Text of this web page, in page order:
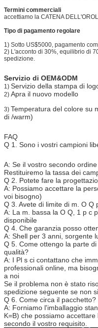
Termini commerciali
accettiamo la CATENA
Tipo di pagamento regolare
1) Sotto US$5000, pagamento
2) L'acconto di 30%, equilibrio di
spedizione.
Servizio di OEM&ODM
1) Servizio della stampa di
2) Apra il nuovo modello
3) Temperatura del colore su
di /warm)
FAQ
Q 1. Sono i vostri campioni
A: Se il vostro secondo
Restituiremo la tassa dei
Q 2. Potete fare la
A: Possiamo accettare la
voi bisogno)
Q 3. Avete di limite di m. O Q
A: La m. bassa la O Q, 1 p c
disponibile
Q 4. Che garanzia posso
A: Shell per 3 anni, sorgente
Q 5. Come ottengo la parte
qualità?
A: I Pl s ci contattano che
professionali online, ma
a noi
Se il problema non è stato
spedizione seguente se non
Q 6. Come circa il pacchetto?
A: Forniamo l'imballaggio
K=B) che possiamo
secondo il vostro requisito.